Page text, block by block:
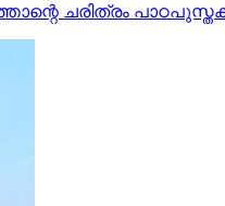
ചരിത്രം